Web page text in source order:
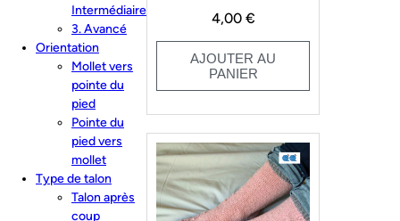
Intermédiaire
3. Avancé
Orientation
Mollet vers
pointe du
pied
Pointe du
pied vers
mollet
Type de talon
Talon après
coup
4,00 €
AJOUTER AU
PANIER